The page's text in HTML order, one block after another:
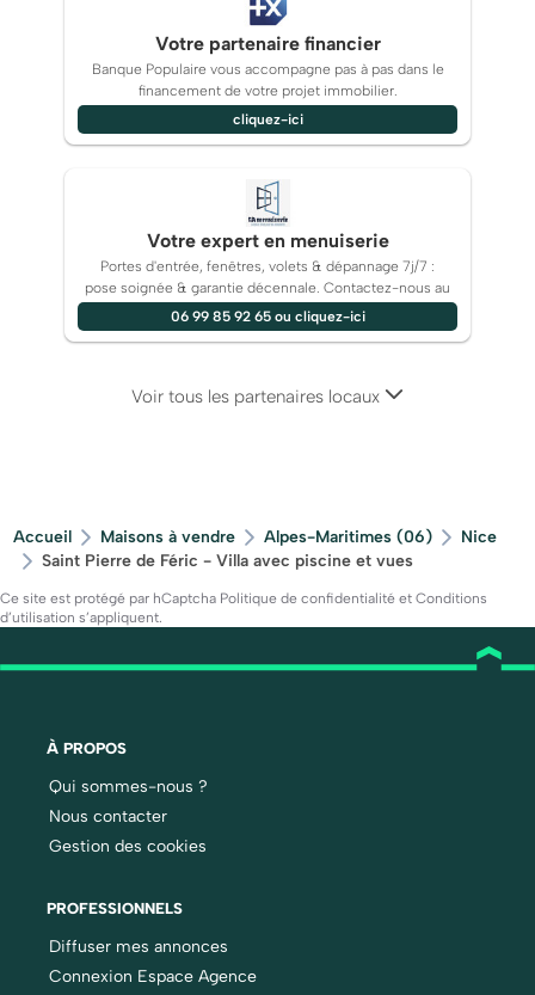
Votre partenaire financier
Banque Populaire vous accompagne pas à pas dans le
financement de votre projet immobilier.
cliquez-ici
Votre expert en menuiserie
Portes d'entrée, fenêtres, volets & dépannage 7j/7 :
pose soignée & garantie décennale. Contactez-nous au
06 99 85 92 65 ou cliquez-ici
Voir tous les partenaires locaux
Accueil Maisons à vendre Alpes-Maritimes (06)
Nice
Saint Pierre de Féric - Villa avec piscine et vues
Ce site est protégé par hCaptcha Politique de confidentialité et Conditions
d’utilisation s’appliquent.
À PROPOS
Qui sommes-nous ?
Nous contacter
Gestion des cookies
PROFESSIONNELS
Diffuser mes annonces
Connexion Espace Agence